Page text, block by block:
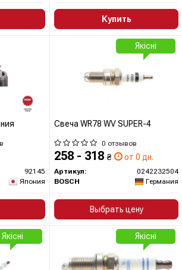
Купить
92145
Япония
Свеча WR78 WV SUPER-4
0 отзывов
258 - 318 ₴ от 0 дн.
Артикул:
0242232504
BOSCH
Германия
Выбрать цену
Якісні
Якісні Якісні